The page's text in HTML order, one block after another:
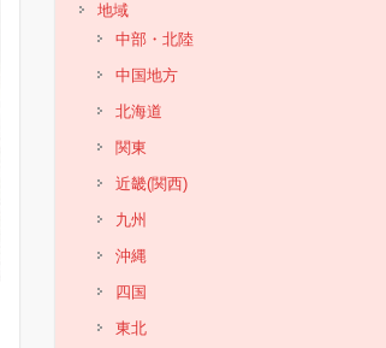
地域
中部・北陸
中国地方
北海道
関東
近畿(関西)
九州
沖縄
四国
東北